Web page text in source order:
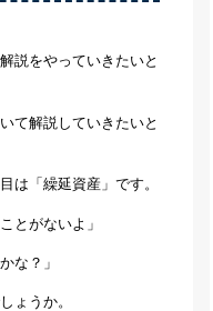
説をやっていきたいと
て解説していきたいと
は「繰延資産」です。
とがないよ」
な？」
ょうか。